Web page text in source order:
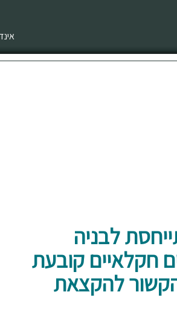
1180 המתייחסת לבניה
חקלאיים קובעת
הקשור להקצאת